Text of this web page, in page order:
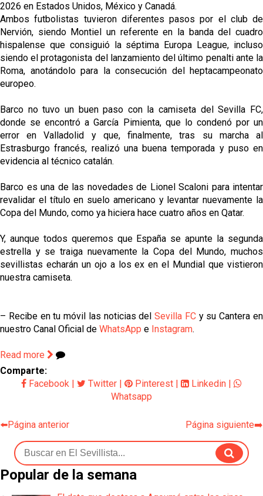
2026 en Estados Unidos, México y Canadá.
Ambos futbolistas tuvieron diferentes pasos por el club de
Nervión, siendo Montiel un referente en la banda del cuadro
hispalense que consiguió la séptima Europa League, incluso
siendo el protagonista del lanzamiento del último penalti ante la
Roma, anotándolo para la consecución del heptacampeonato
europeo.
Barco no tuvo un buen paso con la camiseta del Sevilla FC,
donde se encontró a García Pimienta, que lo condenó por un
error en Valladolid y que, finalmente, tras su marcha al
Estrasburgo francés, realizó una buena temporada y puso en
evidencia al técnico catalán.
Barco es una de las novedades de Lionel Scaloni para intentar
revalidar el título en suelo americano y levantar nuevamente la
Copa del Mundo, como ya hiciera hace cuatro años en Qatar.
Y, aunque todos queremos que España se apunte la segunda
estrella y se traiga nuevamente la Copa del Mundo, muchos
sevillistas echarán un ojo a los ex en el Mundial que vistieron
nuestra camiseta.
– Recibe en tu móvil las noticias delSevilla FCy su Cantera en
nuestro Canal Oficial de WhatsApp e Instagram.
Read more
Comparte:
Facebook
Twitter Pinterest Linkedin
Whatsapp
⬅️Página anterior Página siguiente➡️
Popular de la semana